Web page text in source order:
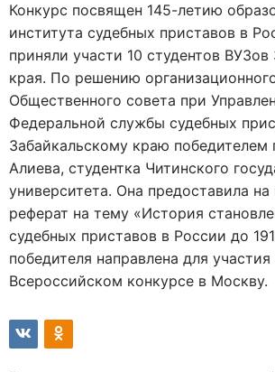
Конкурс посвящен 145-летию
института судебных приставов в
приняли участи 10 студентов ВУЗов
края. По решению
Общественного совета при
Федеральной службы судебных
Забайкальскому краю победителем
Алиева, студентка Читинского
университета. Она предоставила на
реферат на тему «История
судебных приставов в России до
победителя направлена для участия
Всероссийском конкурсе в Москву.